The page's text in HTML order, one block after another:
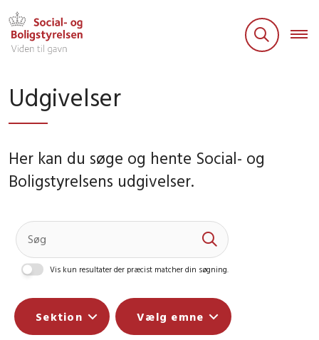
Udgivelser
Her kan du søge og hente Social- og
Boligstyrelsens udgivelser.
Vis kun resultater der præcist matcher din søgning.
Sektion Vælg emne